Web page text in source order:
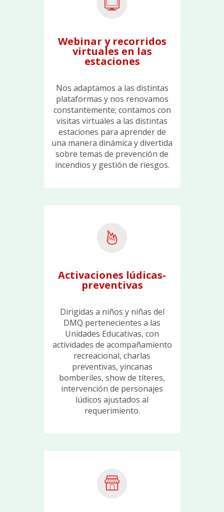
Webinar y recorridos
virtuales en las
estaciones
Nos adaptamos a las distintas
plataformas y nos renovamos
constantemente; contamos con
visitas virtuales a las distintas
estaciones para aprender de
una manera dinámica y divertida
sobre temas de prevención de
incendios y gestión de riesgos.
Activaciones lúdicas-
preventivas
Dirigidas a niños y niñas del
DMQ pertenecientes a las
Unidades Educativas, con
actividades de acompañamiento
recreacional, charlas
preventivas, yincanas
bomberiles, show de títeres,
intervención de personajes
lúdicos ajustados al
requerimiento.